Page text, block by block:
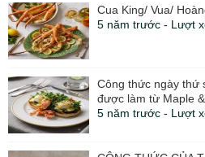
Cua King/ Vua/
5 năm trước - Lượt
Công thức ngày thứ
được làm từ Maple
5 năm trước - Lượt